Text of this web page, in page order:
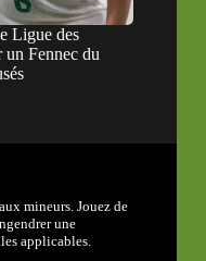
Ligue des
un Fennec du
mineurs. Jouez de
une
applicables.